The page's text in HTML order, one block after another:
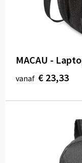
MACAU -
vanaf € 23,33